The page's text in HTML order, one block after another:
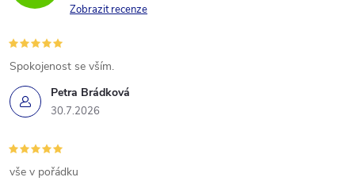
Zobrazit recenze
Petra Brádková
30.7.2026
Spokojenost se vším.
vše v pořádku